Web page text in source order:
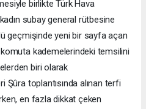
birlikte Türk Hava
subay general rütbesine
geçmişinde yeni bir sayfa açan
komuta kademelerindeki temsilini
biri olarak
Şûra toplantısında alınan terfi
en fazla dikkat çeken